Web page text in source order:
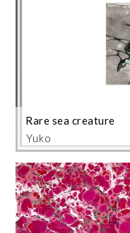
Yuko
Rare sea creature